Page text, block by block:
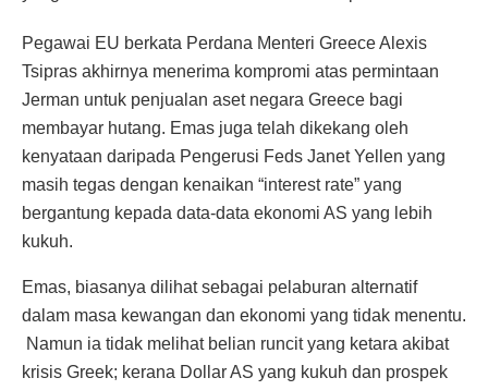
Pegawai EU berkata Perdana Menteri Greece Alexis
Tsipras akhirnya menerima kompromi atas permintaan
Jerman untuk penjualan aset negara Greece bagi
membayar hutang. Emas juga telah dikekang oleh
kenyataan daripada Pengerusi Feds Janet Yellen yang
masih tegas dengan kenaikan “interest rate” yang
bergantung kepada data-data ekonomi AS yang lebih
kukuh.
Emas, biasanya dilihat sebagai pelaburan alternatif
dalam masa kewangan dan ekonomi yang tidak menentu.
Namun ia tidak melihat belian runcit yang ketara akibat
krisis Greek; kerana Dollar AS yang kukuh dan prospek